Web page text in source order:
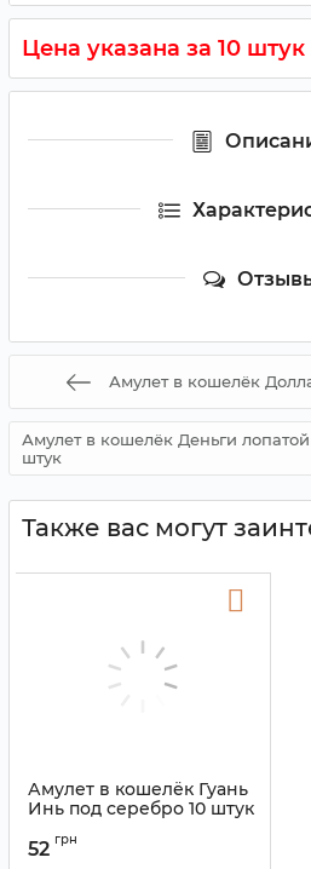
Цена указана за 10 штук
Амулет в кошелёк
Амулет в кошелёк Деньги
штук
Также вас могут
Амулет в кошелёк Гуань
Инь под серебро 10 штук
52 грн